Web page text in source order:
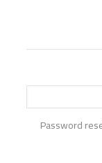
Password